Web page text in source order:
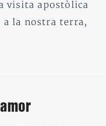
visita apostòlica
a la nostra terra,